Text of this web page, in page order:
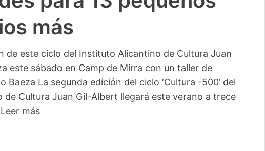
2026
de Cultura Juan Gil-Albert ha convocado las Ayudas
objetivo es apoyar la difusión de entidades culturales
Los interesados pueden optar a estas subvenciones,
de entidades culturales sin ánimo de lucro, hasta el
más